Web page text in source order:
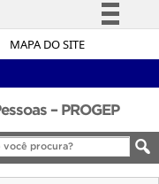
MAPA DO SITE
Simplifique!
Legislação
Canais
– PROGEP